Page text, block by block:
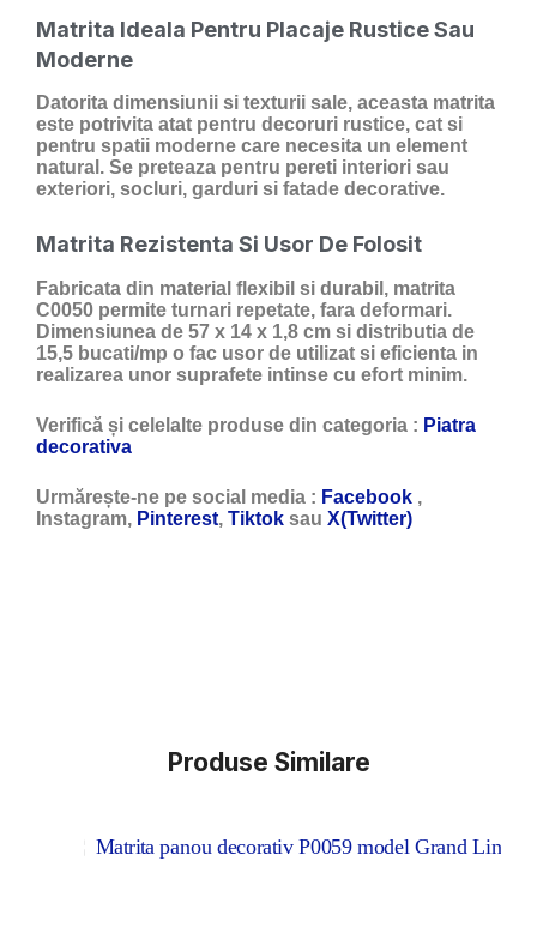
Matrita Ideala Pentru Placaje Rustice Sau
Moderne
Datorita dimensiunii si texturii sale, aceasta matrita
este potrivita atat pentru decoruri rustice, cat si
pentru spatii moderne care necesita un element
natural. Se preteaza pentru pereti interiori sau
exteriori, socluri, garduri si fatade decorative.
Matrita Rezistenta Si Usor De Folosit
Fabricata din material flexibil si durabil, matrita
C0050 permite turnari repetate, fara deformari.
Dimensiunea de 57 x 14 x 1,8 cm si distributia de
15,5 bucati/mp o fac usor de utilizat si eficienta in
realizarea unor suprafete intinse cu efort minim.
Verifică și celelalte produse din categoria : Piatra
decorativa
Urmărește-ne pe social media : Facebook ,
Instagram, Pinterest, Tiktok sau X(Twitter)
Produse Similare